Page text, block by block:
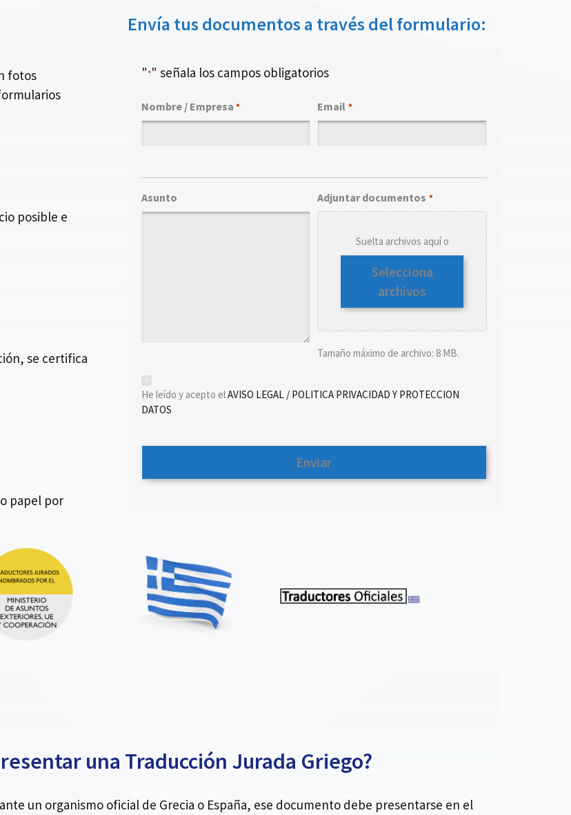
fotos
posible e
se certifica
papel por
Envía tus documentos a través del formulario:
"*" señala los campos obligatorios
Nombre / Empresa * Email *
Asunto Adjuntar documentos *
Suelta archivos aquí o
Selecciona
archivos
Tamaño máximo de archivo: 8 MB.
He leído y acepto elAVISO LEGAL / POLITICA PRIVACIDAD Y PROTECCION
DATOS
una Traducción Jurada Griego?
un organismo oficial de Grecia o España, ese documento debe presentarse en el